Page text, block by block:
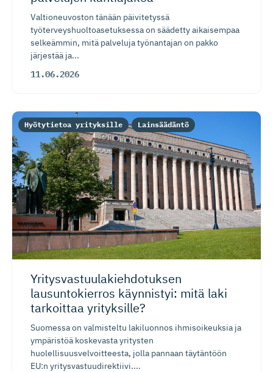
Valtioneuvoston tänään päivitetyssä
työterveyshuoltoasetuksessa on säädetty aikaisempaa
selkeämmin, mitä palveluja työnantajan on pakko
järjestää ja...
11.06.2026
Yritysvas­tuu­la­kieh­do­tuksen
lausuntokierros käynnistyi: mitä laki
tarkoittaa yrityksille?
Suomessa on valmisteltu lakiluonnos ihmisoikeuksia ja
ympäristöä koskevasta yritysten
huolellisuusvelvoitteesta, jolla pannaan täytäntöön
EU:n yritysvastuudirektiivi....
Hyötytietoa yrityksille Lainsäädäntö